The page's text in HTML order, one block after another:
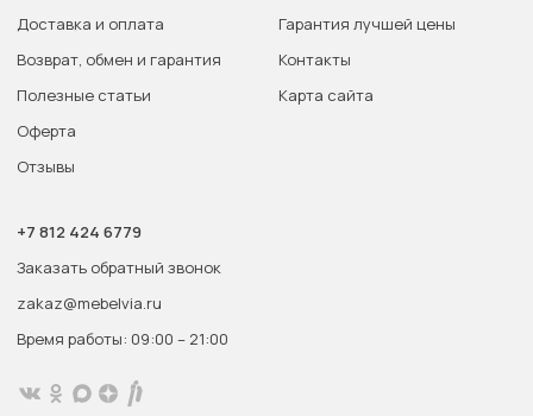
Доставка и оплата
Возврат, обмен и гарантия
Полезные статьи
Оферта
Отзывы
Гарантия лучшей цены
Контакты
Карта сайта
+7 812 424 6779
Заказать обратный звонок
zakaz@mebelvia.ru
Время работы: 09:00 – 21:00